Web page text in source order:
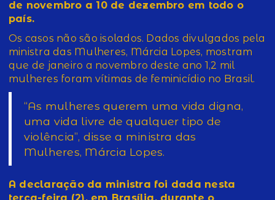
de novembro a 10 de dezembro em todo o
país.
Os casos não são isolados. Dados divulgados pela
ministra das Mulheres, Márcia Lopes, mostram
que de janeiro a novembro deste ano 1,2 mil
mulheres foram vítimas de feminicídio no Brasil.
“As mulheres querem uma vida digna,
uma vida livre de qualquer tipo de
violência”, disse a ministra das
Mulheres, Márcia Lopes.
A declaração da ministra foi dada nesta